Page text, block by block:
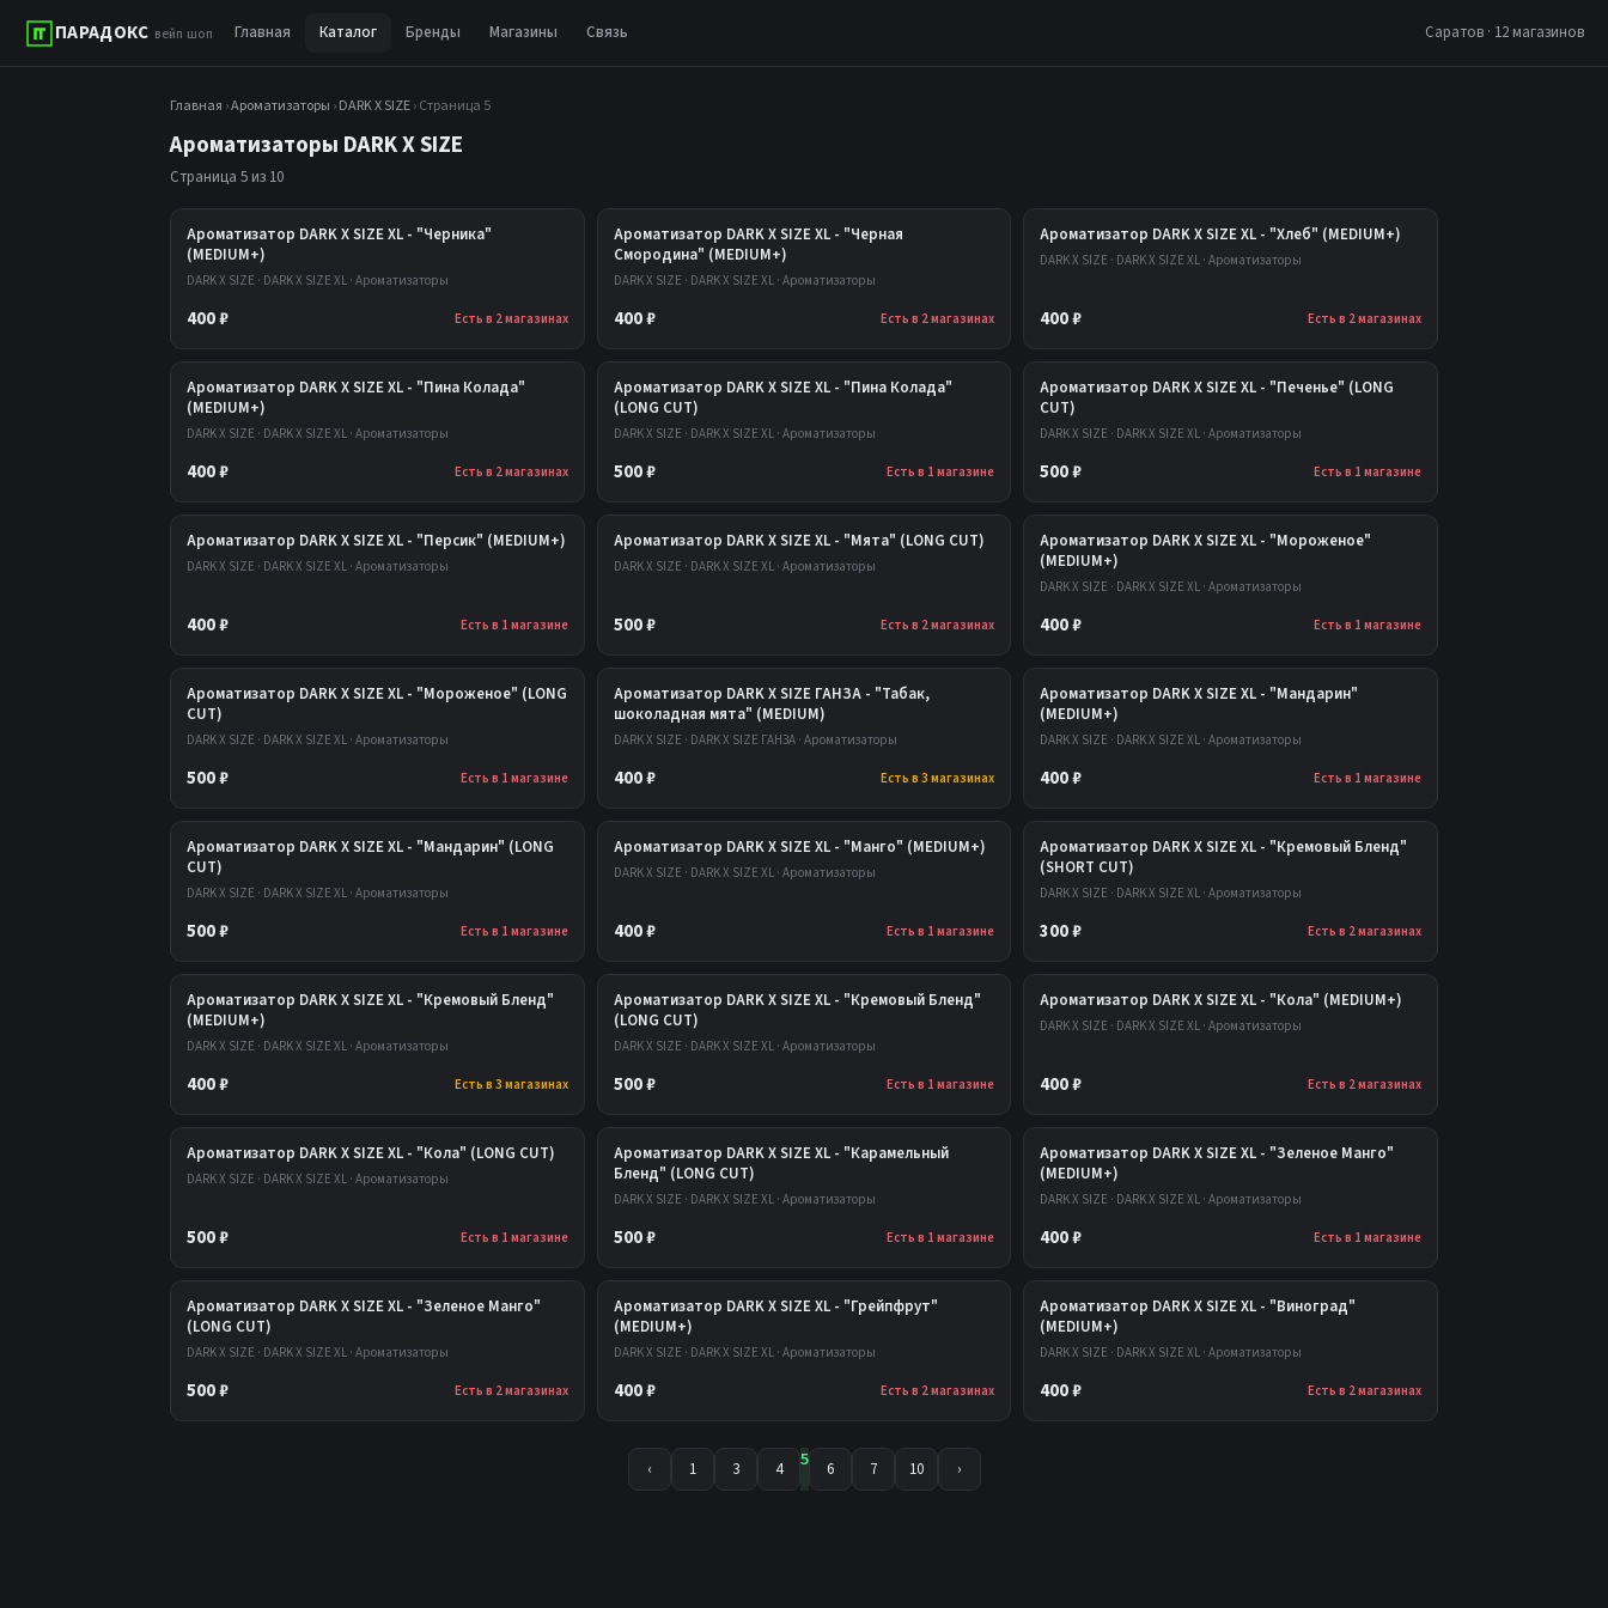
ПАРАДОКС вейп шоп Главная Каталог Бренды Магазины Связь Саратов · 12 магазинов
Главная ›Ароматизаторы ›DARK X SIZE› Страница 5
Ароматизаторы DARK X SIZE
Страница 5 из 10
Ароматизатор DARK X SIZE XL - "Черника"
(MEDIUM+)
DARK X SIZE · DARK X SIZE XL · Ароматизаторы
400 ₽ Есть в 2 магазинах
Ароматизатор DARK X SIZE XL - "Черная
Смородина" (MEDIUM+)
DARK X SIZE · DARK X SIZE XL · Ароматизаторы
400 ₽ Есть в 2 магазинах
Ароматизатор DARK X SIZE XL - "Хлеб" (MEDIUM+)
DARK X SIZE · DARK X SIZE XL · Ароматизаторы
400 ₽ Есть в 2 магазинах
Ароматизатор DARK X SIZE XL - "Пина Колада"
(MEDIUM+)
DARK X SIZE · DARK X SIZE XL · Ароматизаторы
400 ₽ Есть в 2 магазинах
Ароматизатор DARK X SIZE XL - "Пина Колада"
(LONG CUT)
DARK X SIZE · DARK X SIZE XL · Ароматизаторы
500 ₽ Есть в 1 магазине
Ароматизатор DARK X SIZE XL - "Печенье" (LONG
CUT)
DARK X SIZE · DARK X SIZE XL · Ароматизаторы
500 ₽ Есть в 1 магазине
Ароматизатор DARK X SIZE XL - "Персик" (MEDIUM+)
DARK X SIZE · DARK X SIZE XL · Ароматизаторы
400 ₽ Есть в 1 магазине
Ароматизатор DARK X SIZE XL - "Мята" (LONG CUT)
DARK X SIZE · DARK X SIZE XL · Ароматизаторы
500 ₽ Есть в 2 магазинах
Ароматизатор DARK X SIZE XL - "Мороженое"
(MEDIUM+)
DARK X SIZE · DARK X SIZE XL · Ароматизаторы
400 ₽ Есть в 1 магазине
Ароматизатор DARK X SIZE XL - "Мороженое" (LONG
CUT)
DARK X SIZE · DARK X SIZE XL · Ароматизаторы
500 ₽ Есть в 1 магазине
Ароматизатор DARK X SIZE ГАНЗА - "Табак,
шоколадная мята" (MEDIUM)
DARK X SIZE · DARK X SIZE ГАНЗА · Ароматизаторы
400 ₽ Есть в 3 магазинах
Ароматизатор DARK X SIZE XL - "Мандарин"
(MEDIUM+)
DARK X SIZE · DARK X SIZE XL · Ароматизаторы
400 ₽ Есть в 1 магазине
Ароматизатор DARK X SIZE XL - "Мандарин" (LONG
CUT)
DARK X SIZE · DARK X SIZE XL · Ароматизаторы
500 ₽ Есть в 1 магазине
Ароматизатор DARK X SIZE XL - "Манго" (MEDIUM+)
DARK X SIZE · DARK X SIZE XL · Ароматизаторы
400 ₽ Есть в 1 магазине
Ароматизатор DARK X SIZE XL - "Кремовый Бленд"
(SHORT CUT)
DARK X SIZE · DARK X SIZE XL · Ароматизаторы
300 ₽ Есть в 2 магазинах
Ароматизатор DARK X SIZE XL - "Кремовый Бленд"
(MEDIUM+)
DARK X SIZE · DARK X SIZE XL · Ароматизаторы
400 ₽ Есть в 3 магазинах
Ароматизатор DARK X SIZE XL - "Кремовый Бленд"
(LONG CUT)
DARK X SIZE · DARK X SIZE XL · Ароматизаторы
500 ₽ Есть в 1 магазине
Ароматизатор DARK X SIZE XL - "Кола" (MEDIUM+)
DARK X SIZE · DARK X SIZE XL · Ароматизаторы
400 ₽ Есть в 2 магазинах
Ароматизатор DARK X SIZE XL - "Кола" (LONG CUT)
DARK X SIZE · DARK X SIZE XL · Ароматизаторы
500 ₽ Есть в 1 магазине
Ароматизатор DARK X SIZE XL - "Карамельный
Бленд" (LONG CUT)
DARK X SIZE · DARK X SIZE XL · Ароматизаторы
500 ₽ Есть в 1 магазине
Ароматизатор DARK X SIZE XL - "Зеленое Манго"
(MEDIUM+)
DARK X SIZE · DARK X SIZE XL · Ароматизаторы
400 ₽ Есть в 1 магазине
Ароматизатор DARK X SIZE XL - "Зеленое Манго"
(LONG CUT)
DARK X SIZE · DARK X SIZE XL · Ароматизаторы
500 ₽ Есть в 2 магазинах
Ароматизатор DARK X SIZE XL - "Грейпфрут"
(MEDIUM+)
DARK X SIZE · DARK X SIZE XL · Ароматизаторы
400 ₽ Есть в 2 магазинах
Ароматизатор DARK X SIZE XL - "Виноград"
(MEDIUM+)
DARK X SIZE · DARK X SIZE XL · Ароматизаторы
400 ₽ Есть в 2 магазинах
‹ 1 3 4 5 6 7 10 ›